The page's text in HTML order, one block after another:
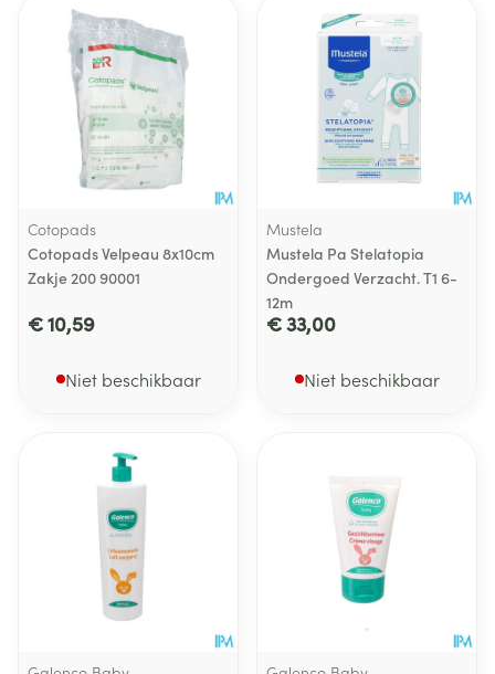
Cotopads
Cotopads Velpeau 8x10cm
Zakje 200 90001
€ 10,59
Niet beschikbaar
Mustela
Mustela Pa Stelatopia
Ondergoed Verzacht. T1 6-
12m
€ 33,00
Niet beschikbaar